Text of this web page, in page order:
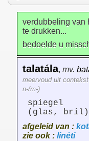
verdubbeling van
te drukken...
bedoelde u
talatála, mv.
meervoud uit
n-/m-)
spiegel
(glas, bril)
afgeleid van :
zie ook : linéti